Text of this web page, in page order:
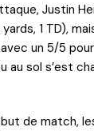
Justin
1 TD),
un 5/5
au sol s’est
de match,